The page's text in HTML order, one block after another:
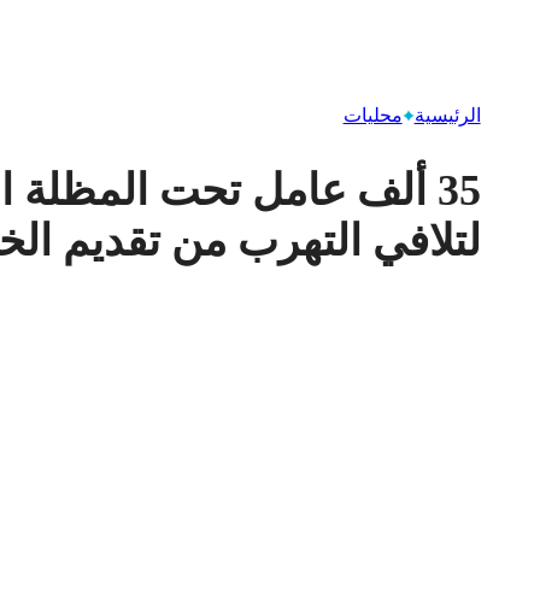
الرئيسية محليات
35 ألف عامل تحت
لتلافي التهرب من تقديم